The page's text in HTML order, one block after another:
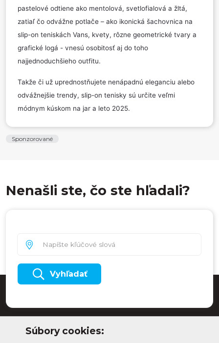
pastelové odtiene ako mentolová, svetlofialová a žltá,
zatiaľ čo odvážne potlače – ako ikonická šachovnica na
slip-on teniskách Vans, kvety, rôzne geometrické tvary a
grafické logá - vnesú osobitosť aj do toho
najjednoduchšieho outfitu.
Takže či už uprednostňujete nenápadnú eleganciu alebo
odvážnejšie trendy, slip-on tenisky sú určite veľmi
módnym kúskom na jar a leto 2025.
Sponzorované
Nenašli ste, čo ste hľadali?
Vyhľadať
Súbory cookies: